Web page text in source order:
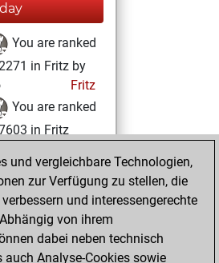
You are ranked
in Fritz by
Fritz
You are ranked
in Fritz
Januar
You achieved a
of 5
und vergleichbare Technologien,
zur Verfügung zu stellen, die
und interessengerechte
von ihrem
dabei neben technisch
auch Analyse-Cookies sowie